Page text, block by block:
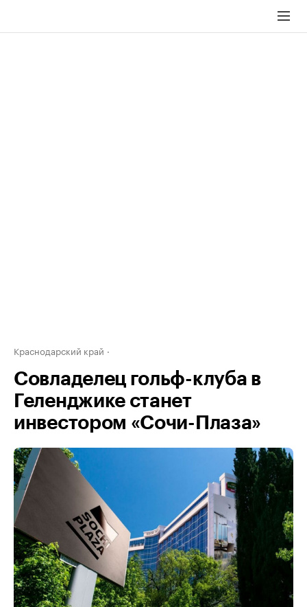
Краснодарский край
Совладелец гольф-клуба в
Геленджике станет
инвестором «Сочи-Плаза»